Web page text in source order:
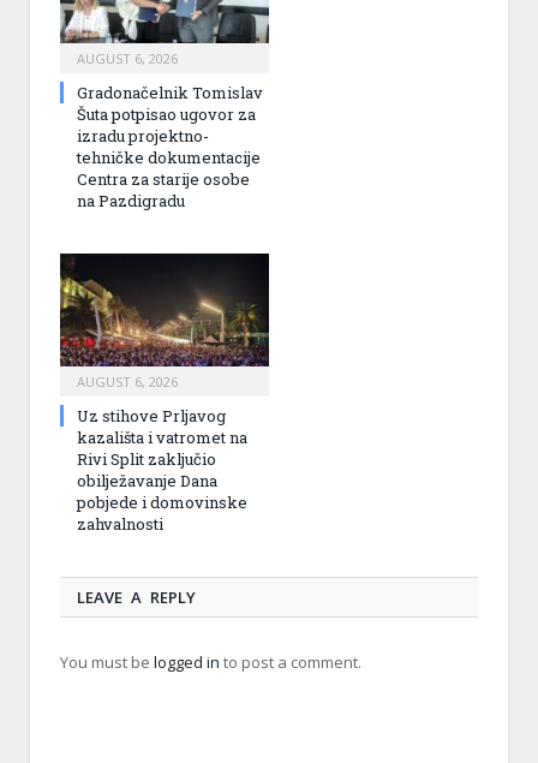
AUGUST 6, 2026
Gradonačelnik Tomislav
Šuta potpisao ugovor za
izradu projektno-
tehničke dokumentacije
Centra za starije osobe
na Pazdigradu
AUGUST 6, 2026
Uz stihove Prljavog
kazališta i vatromet na
Rivi Split zaključio
obilježavanje Dana
pobjede i domovinske
zahvalnosti
LEAVE A REPLY
You must be logged in to post a comment.